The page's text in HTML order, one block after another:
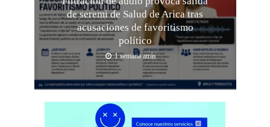
de seremi de Salud de Arica tras
acusaciones de favoritismo
político
1 semana atrás